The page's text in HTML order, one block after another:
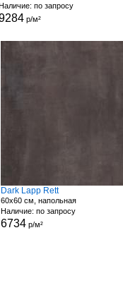
по запросу
р/м²
Dark Lapp Rett
60x60 см, напольная
Наличие: по запросу
6734 р/м²